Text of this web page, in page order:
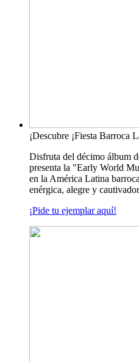
¡Descubre ¡Fiesta Barroca
Disfruta del décimo álbum
presenta la "Early World
en la América Latina
enérgica, alegre y
¡Pide tu ejemplar aquí!